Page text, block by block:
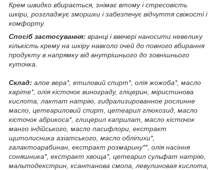
Крем швидко вбирається, знімає втому і стресовість
шкіри, розгладжує зморшки і забезпечує відчуття свіжості і
комфорту.
Спосіб застосування: вранці і ввечері наносити невелику
кількість крему на шкіру навколо очей до повного вбирання
продукту в напрямку від внутрішнього до зовнішнього
куточка.
Склад: алое вера*, етиловий спирт*, олія жожоба*, масло
каріте*, олія кісточок винограду, гліцерин, міристинова
кислота, лактат натрію, гидрализированное рослинне
масло, цетеариловий спирт, цетеарил глюкозид, масло
кісточок абрикоса*, глицерил каприлат, масло кісточок
манго індійського, масло пасифлори, екстракт
щитолисника азіатського, масло обліпихи*,
галактоарабинан, екстракт розмарину**, олія насіння
соняшника*, екстракт хвоща*, цетеарил сульфат натрію,
мальтодекстрин, ксантанова смола, левулиновая кислота,